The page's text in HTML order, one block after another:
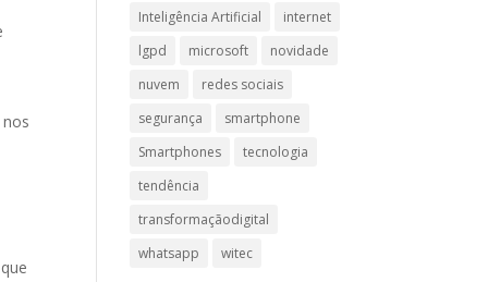
Inteligência Artificial
internet
lgpd
microsoft
novidade
nuvem
redes sociais
segurança
smartphone
Smartphones
tecnologia
tendência
transformaçãodigital
whatsapp
witec